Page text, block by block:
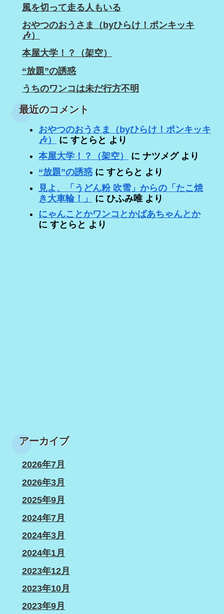
風を切って走る人もいる
おやつのおうさま（byひらけ！ポンキッキ
🎶）
本屋大学！？（架空）
“放題”の誘惑
うちのワンコは未だ行方不明
最近のコメント
おやつのおうさま（byひらけ！ポンキッキ
🎶）
に すとらと より
本屋大学！？（架空）
に ナツメグより
“放題”の誘惑に すとらと より
見よ、「うどん粉 吹雪」からの「たこ焼
き大車輪！」
に ひふみ唯より
にゃんことかワンコとかばあちゃんとか
に すとらと より
アーカイブ
2026年7月
2026年3月
2025年9月
2024年7月
2024年3月
2024年1月
2023年12月
2023年10月
2023年9月